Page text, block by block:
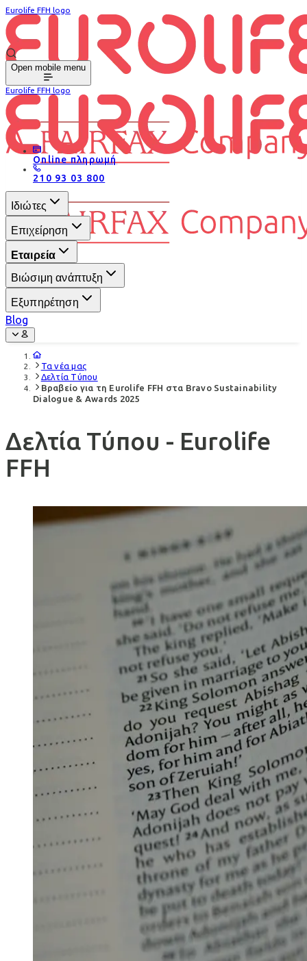
Eurolife FFH logo
Open mobile menu
Eurolife FFH logo
Online πληρωμή
210 93 03 800
Ιδιώτες
Επιχείρηση
Εταιρεία
Βιώσιμη ανάπτυξη
Εξυπηρέτηση
Blog
Τα νέα μας
Δελτία Τύπου
Βραβείο για τη Eurolife FFH στα Bravo Sustainability
Dialogue & Awards 2025
Δελτία Τύπου - Eurolife
FFH